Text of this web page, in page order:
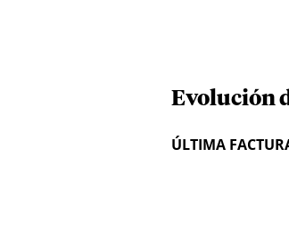
Evolución
ÚLTIMA